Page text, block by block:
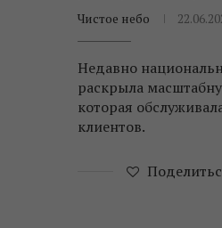
Чистое небо
Недавно
раскрыла
которая
клиентов.